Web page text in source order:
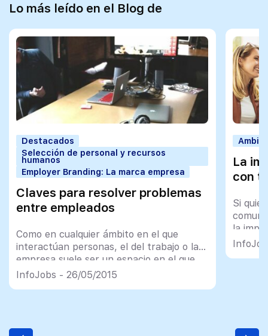
Lo más leído en el Blog de
Destacados
Selección de personal y recursos
humanos
Employer Branding: La marca empresa
Claves para resolver problemas
entre empleados
Como en cualquier ámbito en el que
interactúan personas, el del trabajo o la
empresa suele ser un espacio en el que
se producen conflictos
InfoJobs - 26/05/2015
La
con
Si
la
equipo